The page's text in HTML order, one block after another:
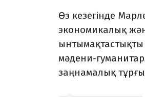
Өз кезегінде
экономикалық
ынтымақтас­тықты
мәдени-
заңнамалық